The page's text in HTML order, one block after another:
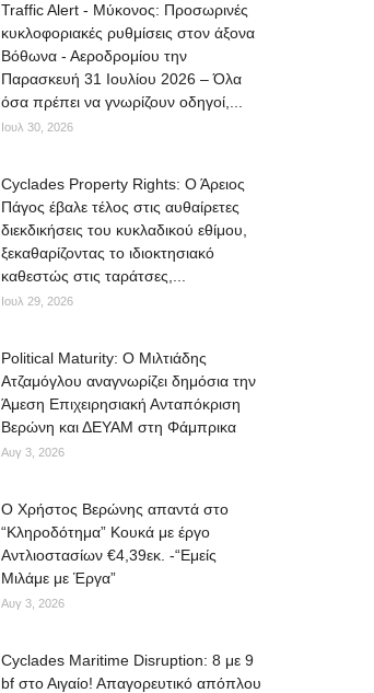
Traffic Alert - Μύκονος: Προσωρινές
κυκλοφοριακές ρυθμίσεις στον άξονα
Βόθωνα - Αεροδρομίου την
Παρασκευή 31 Ιουλίου 2026 – Όλα
όσα πρέπει να γνωρίζουν οδηγοί,...
Ιουλ 30, 2026
Cyclades Property Rights: Ο Άρειος
Πάγος έβαλε τέλος στις αυθαίρετες
διεκδικήσεις του κυκλαδικού εθίμου,
ξεκαθαρίζοντας το ιδιοκτησιακό
καθεστώς στις ταράτσες,...
Ιουλ 29, 2026
Political Maturity: Ο Μιλτιάδης
Ατζαμόγλου αναγνωρίζει δημόσια την
Άμεση Επιχειρησιακή Ανταπόκριση
Βερώνη και ΔΕΥΑΜ στη Φάμπρικα
Αυγ 3, 2026
O Χρήστος Βερώνης απαντά στο
“Κληροδότημα” Κουκά με έργο
Αντλιοστασίων €4,39εκ. -“Εμείς
Μιλάμε με Έργα”
Αυγ 3, 2026
Cyclades Maritime Disruption: 8 με 9
bf στο Αιγαίο! Απαγορευτικό απόπλου